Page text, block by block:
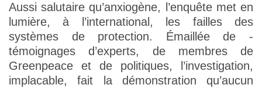
Aussi salutaire qu’anxiogène, l’enquête met en
lumière, à l’international, les failles des
systèmes de protection. Émaillée de ­
témoignages d’experts, de membres de
Greenpeace et de politiques, l’investigation,
implacable, fait la démonstration qu’aucun